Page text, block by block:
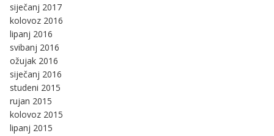
siječanj 2017
kolovoz 2016
lipanj 2016
svibanj 2016
ožujak 2016
siječanj 2016
studeni 2015
rujan 2015
kolovoz 2015
lipanj 2015